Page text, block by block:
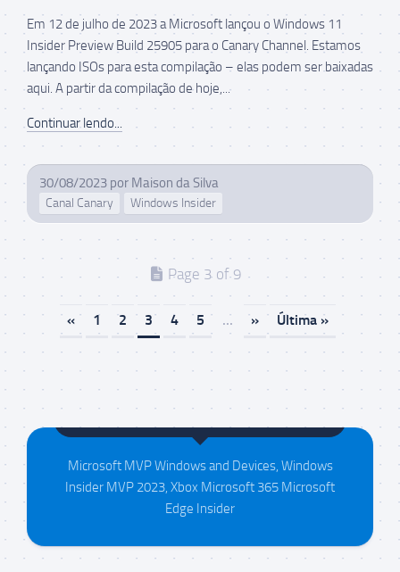
Em 12 de julho de 2023 a Microsoft lançou o Windows 11
Insider Preview Build 25905 para o Canary Channel. Estamos
lançando ISOs para esta compilação – elas podem ser baixadas
aqui. A partir da compilação de hoje,...
Continuar lendo...
30/08/2023 por Maison da Silva
Canal Canary Windows Insider
Page 3 of 9
« 1 2 3 4 5 ... » Última »
Microsoft MVP Windows and Devices, Windows
Insider MVP 2023, Xbox Microsoft 365 Microsoft
Edge Insider